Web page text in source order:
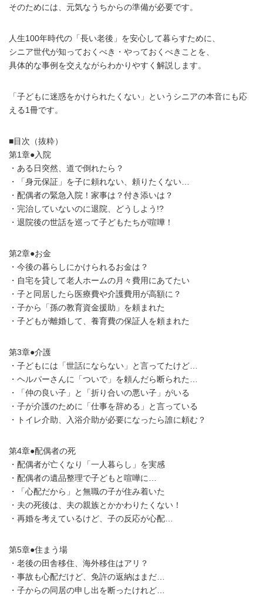
そのためには、元気なうちからの準備が必要です。
人生100年時代の「長い老後」を安心して暮らすために、
シニア世代が知っておくべき・やっておくべきことを、
具体的な事例を交えながらわかりやすく解説します。
「子どもに迷惑をかけられたくない」というシニアの本音にも応
える1冊です。
■目次（抜粋）
第1章●入院
・ある日突然、道で倒れたら？
・「身元保証」を子に頼れない、頼りたくない…
・配偶者の緊急入院！家事は？付き添いは？
・完治していないのに退院、どうしよう!?
・退院後の世話を巡って子どもたちが喧嘩！
第2章●お金
・今後の暮らしにかけられるお金は？
・自宅を貸して老人ホームの月々費用にあてたい
・子と同居したら医療費や介護費用が高額に？
・子から「孫の教育資金援助」を頼まれた
・子どもが離婚して、養育費の保証人を頼まれた
第3章●介護
・子どもには「世話にならない」と言ってたけど…
・ヘルパーさんに「ついで」を頼んだら断られた…
・「仲の良い子」と「折り合いの悪い子」がいる
・子が介護のために「仕事を辞める」と言っている
・トイレ介助、入浴介助が必要になったら誰に頼む？
第4章●配偶者の死
・配偶者が亡くなり「一人暮らし」を実感
・配偶者の遺品整理で子どもと喧嘩に…
・「心配だから」と無職の子が住み着いた
・夫の死後は、夫の親族とかかわりたくない！
・再婚を考えているけど、子の反応が心配…
第5章●住まう場
・老後の田舎移住、海外移住はアリ？
・事故も心配だけど、免許の返納はまだ…
・子からの同居の申し出を断ったけれど…